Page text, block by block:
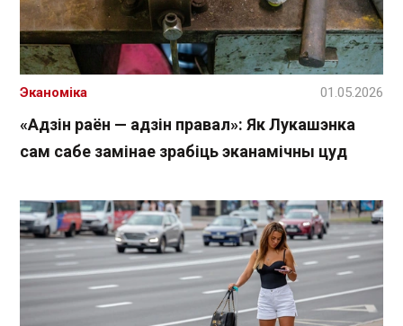
«Адзін раён — адзін правал»: Як Лукашэнка
сам сабе замінае зрабіць эканамічны цуд
Эканоміка 01.05.2026